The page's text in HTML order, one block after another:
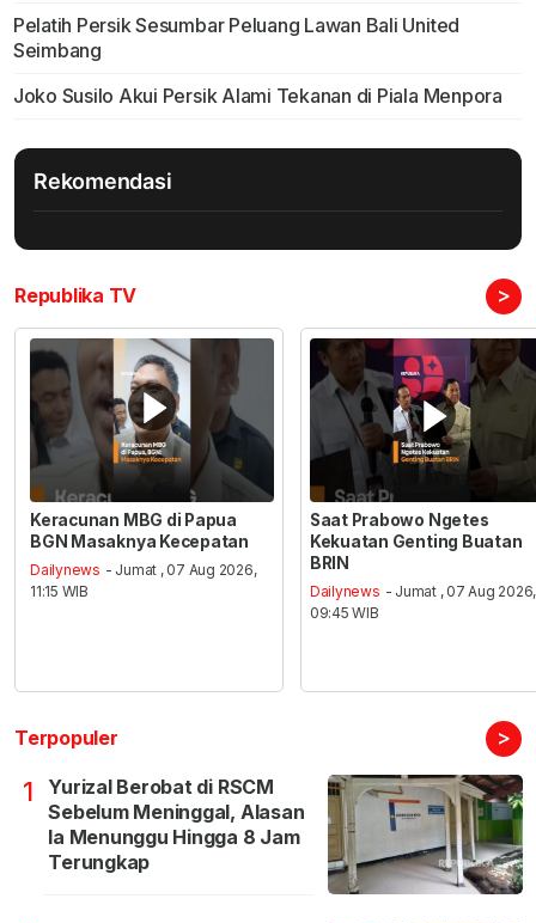
Pelatih Persik Sesumbar Peluang Lawan Bali United
Seimbang
Joko Susilo Akui Persik Alami Tekanan di Piala Menpora
Rekomendasi
Republika TV >
Keracunan MBG di Papua
BGN Masaknya Kecepatan
Dailynews - Jumat , 07 Aug 2026,
11:15 WIB
Saat Prabowo Ngetes
Kekuatan Genting Buatan
BRIN
Dailynews - Jumat , 07 Aug 2026,
09:45 WIB
Terpopuler >
1
Yurizal Berobat di RSCM
Sebelum Meninggal, Alasan
Ia Menunggu Hingga 8 Jam
Terungkap